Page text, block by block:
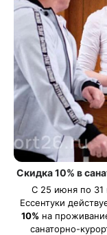
Скидка 10% в
С 25 июня по 31
Ессентуки
10% на
санаторно-